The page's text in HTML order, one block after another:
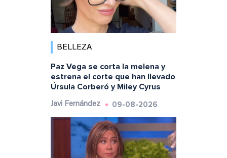
BELLEZA
Paz Vega se corta la melena y
estrena el corte que han llevado
Úrsula Corberó y Miley Cyrus
Javi Fernández 09-08-2026